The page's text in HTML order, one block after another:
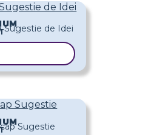
de Idei
Sugestie